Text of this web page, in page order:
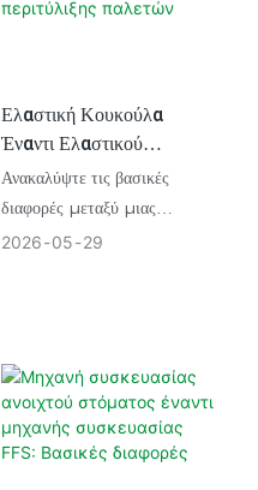
Ελαστική Κουκούλα
Έναντι Ελαστικού
Περιτυλίγματος: Επιλογή
Της Σωστής Μηχανής
Περιτύλιξης Παλετών
Ανακαλύψτε τις βασικές
διαφορές μεταξύ μιας
μηχανής τύλιξης παλετών με
παλετών για την εγκατάστασή
σας και εξοικονομήστε
χρήματα από το κόστος
2026 05 29